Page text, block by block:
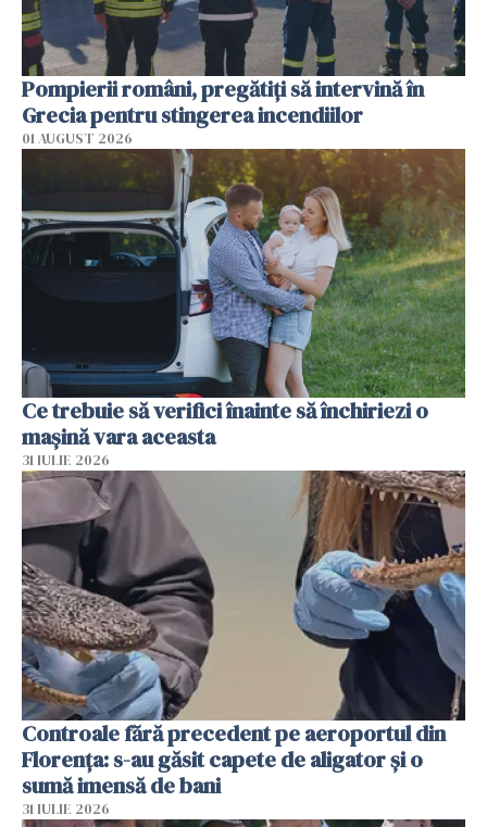
Pompierii români, pregătiţi să intervină în
Grecia pentru stingerea incendiilor
01 AUGUST 2026
Ce trebuie să verifici înainte să închiriezi o
mașină vara aceasta
31 IULIE 2026
Controale fără precedent pe aeroportul din
Florența: s-au găsit capete de aligator și o
sumă imensă de bani
31 IULIE 2026